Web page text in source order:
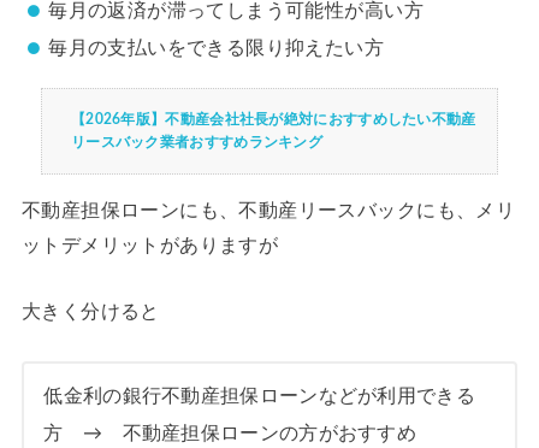
毎月の返済が滞ってしまう可能性が高い方
毎月の支払いをできる限り抑えたい方
【2026年版】不動産会社社長が絶対におすすめしたい不動産
リースバック業者おすすめランキング
不動産担保ローンにも、不動産リースバックにも、メリ
ットデメリットがありますが
大きく分けると
低金利の銀行不動産担保ローンなどが利用できる
方 → 不動産担保ローンの方がおすすめ